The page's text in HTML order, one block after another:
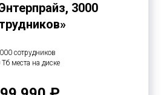
3000
сотрудников
Тб места на диске